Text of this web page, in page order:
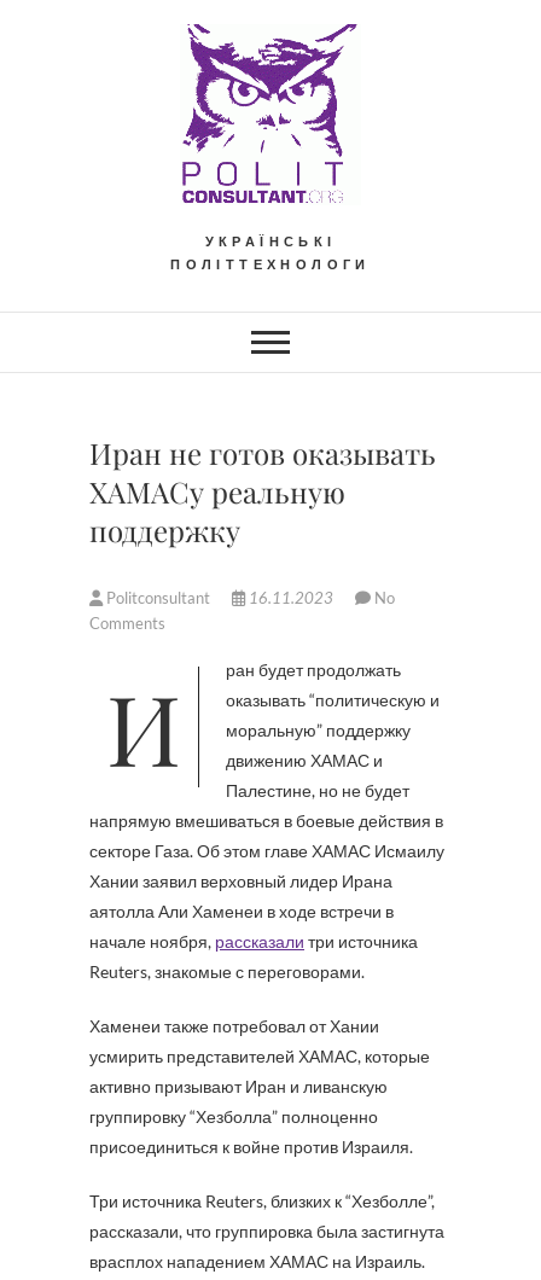
УКРАЇНСЬКІ
ПОЛІТТЕХНОЛОГИ
Иран не готов оказывать
ХАМАСу реальную
поддержку
Politconsultant 16.11.2023
No
Comments
Иран будет продолжать
оказывать “политическую и
моральную” поддержку
движению ХАМАС и
Палестине, но не будет
напрямую вмешиваться в боевые действия в
секторе Газа. Об этом главе ХАМАС Исмаилу
Хании заявил верховный лидер Ирана
аятолла Али Хаменеи в ходе встречи в
начале ноября, рассказали три источника
Reuters, знакомые с переговорами.
Хаменеи также потребовал от Хании
усмирить представителей ХАМАС, которые
активно призывают Иран и ливанскую
группировку “Хезболла” полноценно
присоединиться к войне против Израиля.
Три источника Reuters, близких к “Хезболле”,
рассказали, что группировка была застигнута
врасплох нападением ХАМАС на Израиль.